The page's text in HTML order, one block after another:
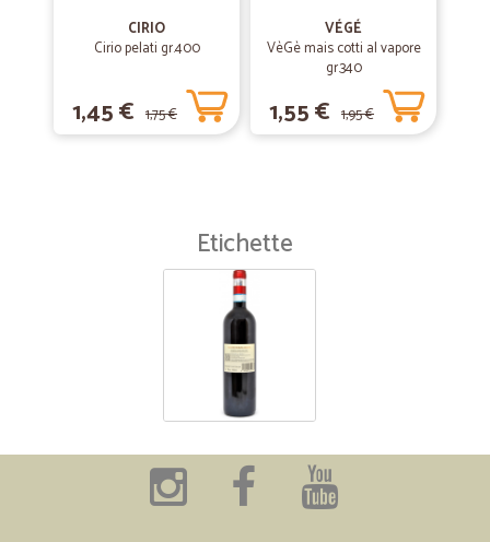
CIRIO
Cirio pelati gr.400
1,45 € 1,75 €
VÉGÉ
VèGè mais cotti al vapore
gr.340
1,55 € 1,95 €
Etichette